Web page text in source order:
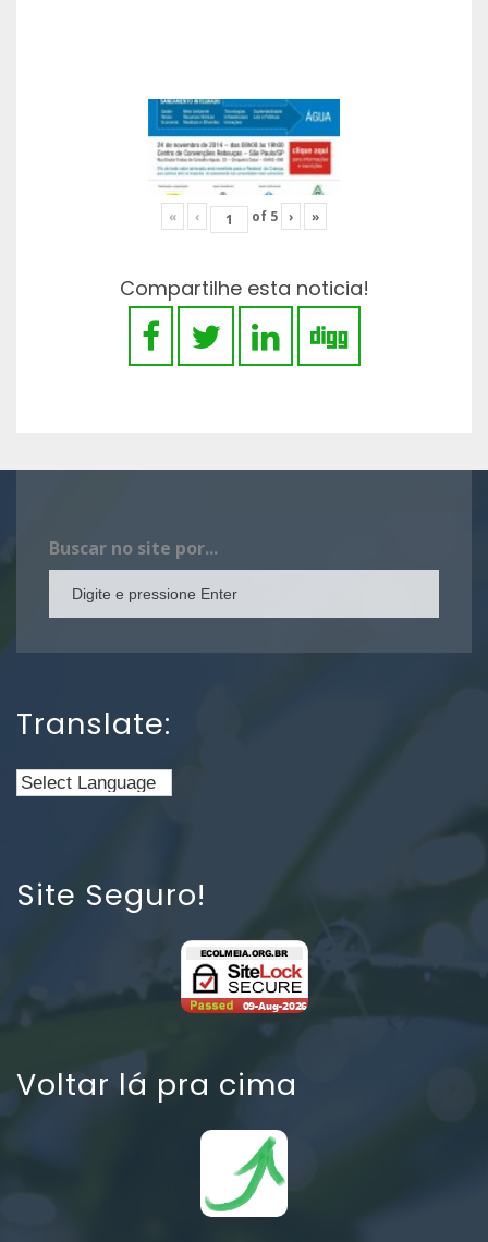
« ‹ of 5 › »
Compartilhe esta noticia!
Buscar no site por...
Translate:
Site Seguro!
Voltar lá pra cima